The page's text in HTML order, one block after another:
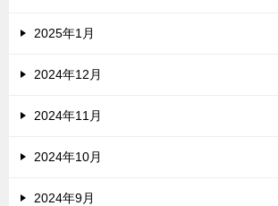
2025年1月
2024年12月
2024年11月
2024年10月
2024年9月